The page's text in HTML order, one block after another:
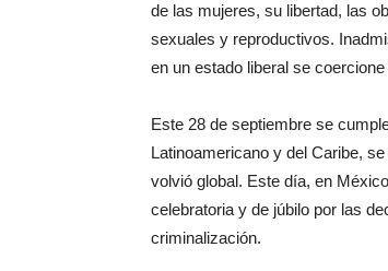
de las mujeres, su libertad, las
sexuales y reproductivos.
en un estado liberal se
Este 28 de septiembre se
Latinoamericano y del Caribe,
volvió global. Este día, en
celebratoria y de júbilo por las
criminalización.